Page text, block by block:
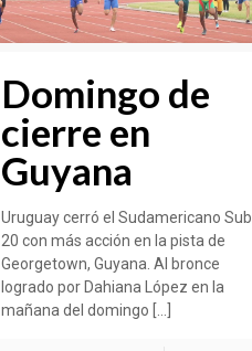
Domingo de
cierre en
Guyana
Uruguay cerró el Sudamericano Sub
20 con más acción en la pista de
Georgetown, Guyana. Al bronce
logrado por Dahiana López en la
mañana del domingo